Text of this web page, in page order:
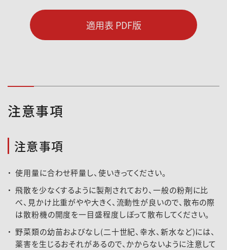
適用表 PDF版
注意事項
注意事項
使用量に合わせ秤量し、使いきってください。
飛散を少なくするように製剤されており、一般の粉剤に比
べ、見かけ比重がやや大きく、流動性が良いので、散布の際
は散粉機の開度を一目盛程度しぼって散布してください。
野菜類の幼苗およびなし(二十世紀、幸水、新水など)には、
薬害を生じるおそれがあるので、かからないように注意して